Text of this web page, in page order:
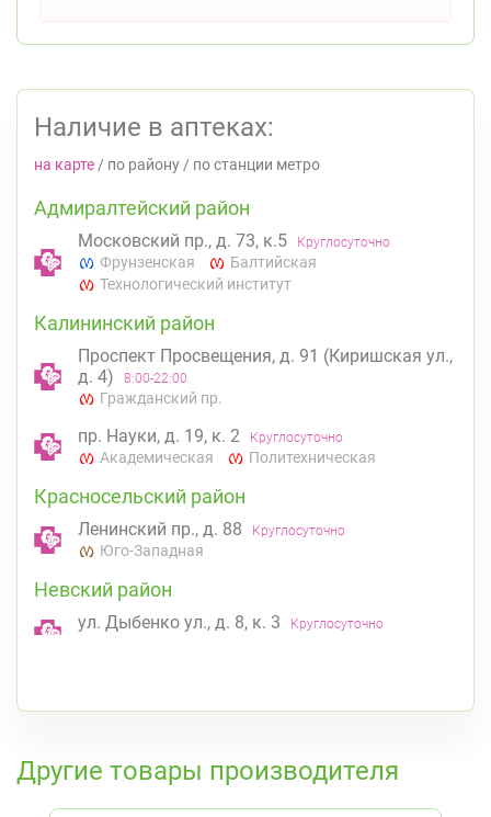
Наличие в аптеках:
на карте / по району / по станции метро
Адмиралтейский район
Московский пр., д. 73, к.5 Круглосуточно
Фрунзенская
Балтийская
Технологический институт
Калининский район
Проспект Просвещения, д. 91 (Киришская ул.,
д. 4)
8:00-22:00
Гражданский пр.
пр. Науки, д. 19, к. 2 Круглосуточно
Академическая Политехническая
Красносельский район
Ленинский пр., д. 88 Круглосуточно
Юго-Западная
Невский район
ул. Дыбенко ул., д. 8, к. 3 Круглосуточно
Комендантский пр., д. 34 к. 1
Другие товары производителя